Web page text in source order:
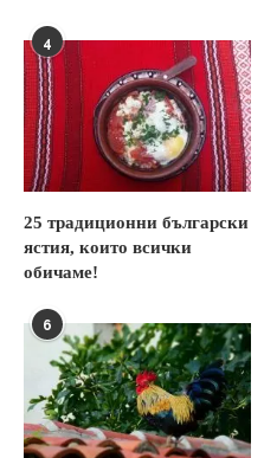
4
25 традиционни български
ястия, които всички
обичаме!
6